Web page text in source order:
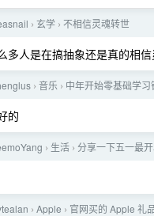
› 玄学 › 不相信灵魂转世
多人是在搞抽象还是真的相信
› 音乐 › 中年开始零基础学
的
› 生活 › 分享一下五一最开
› Apple › 官网买的 Apple 礼